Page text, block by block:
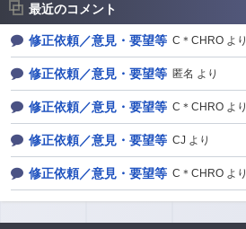
最近のコメント
修正依頼／意見・要望等 C＊CHRO より
修正依頼／意見・要望等 匿名 より
修正依頼／意見・要望等 C＊CHRO より
修正依頼／意見・要望等 CJ より
修正依頼／意見・要望等 C＊CHRO より